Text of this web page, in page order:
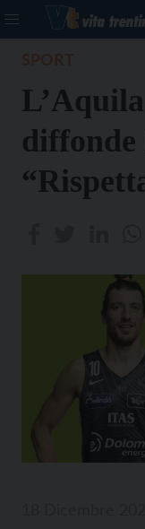
diffonde